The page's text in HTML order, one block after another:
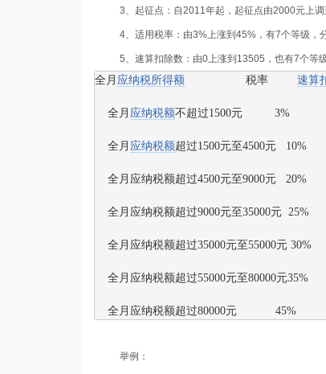
3、 起征点 ：自2011年起，起征点由2000元上
4、适用税率 ：由3%上涨到45% ，有7个等级，
5、速算扣除数 ：由0上涨到 13505 ，也有7个等
全月 应纳税所得额 税率 速算
全月 应纳税额不超过1500元 3%
全月 应纳税额超过1500元至4500元 10%
全月应纳税额超过4500元至9000元 20%
全月应纳税额超过9000元至35000元 25%
全月应纳税额超过35000元至55000元 30%
全月应纳税额超过55000元至80000元35%
全月应纳税额超过80000元 45%
举例：